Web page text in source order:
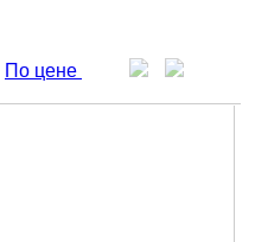
По цене